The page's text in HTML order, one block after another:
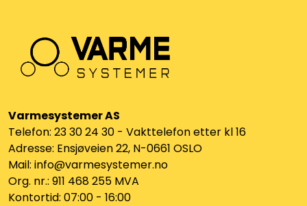
Varmesystemer AS
Telefon: 23 30 24 30 - Vakttelefon etter kl 16
Adresse: Ensjøveien 22, N-0661 OSLO
Mail: info@varmesystemer.no
Org. nr.: 911 468 255 MVA
Kontortid: 07:00 - 16:00